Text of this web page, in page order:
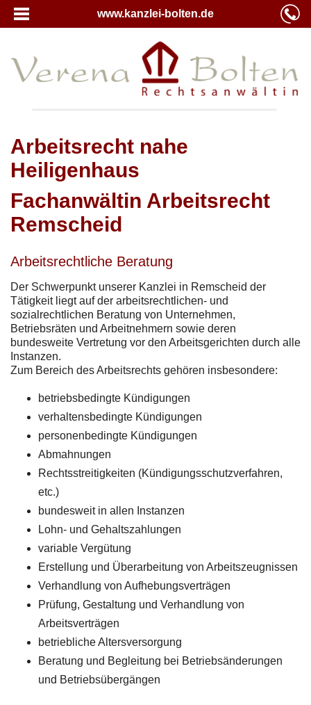
www.kanzlei-bolten.de
Arbeitsrecht nahe
Heiligenhaus
Fachanwältin Arbeitsrecht
Remscheid
Arbeitsrechtliche Beratung
Der Schwerpunkt unserer Kanzlei in Remscheid der
Tätigkeit liegt auf der arbeitsrechtlichen- und
sozialrechtlichen Beratung von Unternehmen,
Betriebsräten und Arbeitnehmern sowie deren
bundesweite Vertretung vor den Arbeitsgerichten durch alle
Instanzen.
Zum Bereich des Arbeitsrechts gehören insbesondere:
betriebsbedingte Kündigungen
verhaltensbedingte Kündigungen
personenbedingte Kündigungen
Abmahnungen
Rechtsstreitigkeiten (Kündigungsschutzverfahren,
etc.)
bundesweit in allen Instanzen
Lohn- und Gehaltszahlungen
variable Vergütung
Erstellung und Überarbeitung von Arbeitszeugnissen
Verhandlung von Aufhebungsverträgen
Prüfung, Gestaltung und Verhandlung von
Arbeitsverträgen
betriebliche Altersversorgung
Beratung und Begleitung bei Betriebsänderungen
und Betriebsübergängen